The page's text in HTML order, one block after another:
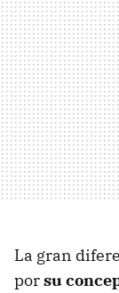
La gran
porsu